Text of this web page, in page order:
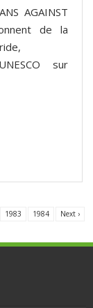
AGAINST
de la
sur
1983 1984 Next ›